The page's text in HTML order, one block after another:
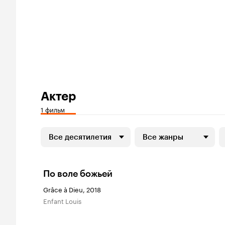
Актер
1 фильм
Все десятилетия Все жанры
По воле божьей
Grâce à Dieu, 2018
Enfant Louis